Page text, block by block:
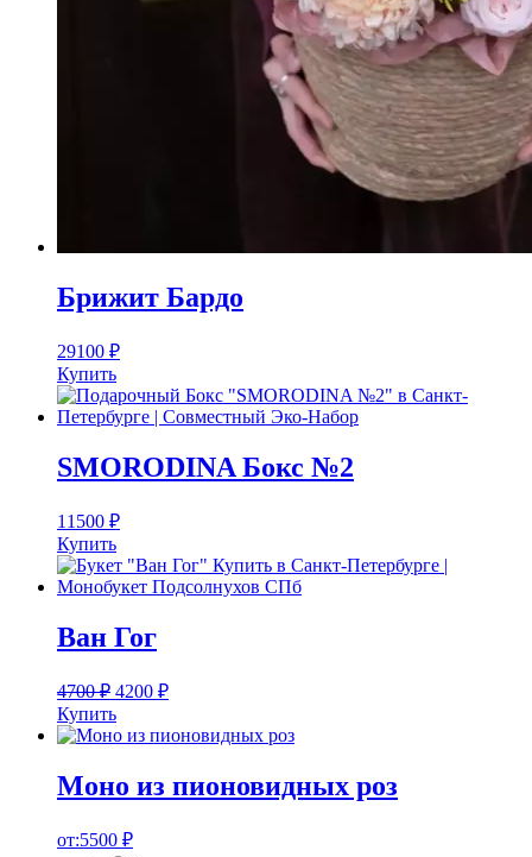
Брижит Бардо
29100 ₽
Купить
SMORODINA Бокс №2
11500 ₽
Купить
Ван Гог
4700₽ 4200 ₽
Купить
Моно из пионовидных роз
от:5500 ₽